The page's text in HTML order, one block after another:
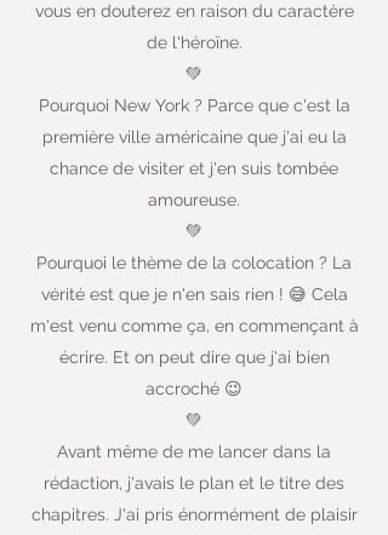
vous en douterez en raison du caractère
de l'héroïne.
💚
Pourquoi New York ? Parce que c'est la
première ville américaine que j'ai eu la
chance de visiter et j'en suis tombée
amoureuse.
💚
Pourquoi le thème de la colocation ? La
vérité est que je n'en sais rien ! 😅 Cela
m'est venu comme ça, en commençant à
écrire. Et on peut dire que j'ai bien
accroché 😉
💚
Avant même de me lancer dans la
rédaction, j'avais le plan et le titre des
chapitres. J'ai pris énormément de plaisir